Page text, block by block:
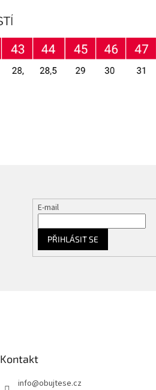
E-mail
PŘIHLÁSIT SE
Kontakt
info@obujtese.cz